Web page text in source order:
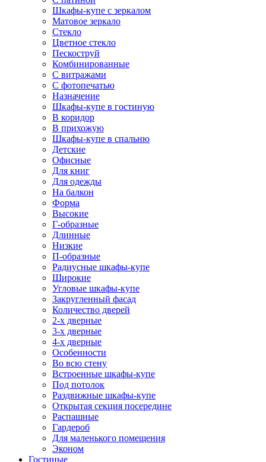
Шкафы-купе с зеркалом
Матовое зеркало
Стекло
Цветное стекло
Пескоструй
Комбинированные
С витражами
С фотопечатью
Назначение
Шкафы-купе в гостиную
В коридор
В прихожую
Шкафы-купе в спальню
Детские
Офисные
Для книг
Для одежды
На балкон
Форма
Высокие
Г-образные
Длинные
Низкие
П-образные
Радиусные шкафы-купе
Широкие
Угловые шкафы-купе
Закругленный фасад
Количество дверей
2-х дверные
3-х дверные
4-х дверные
Особенности
Во всю стену
Встроенные шкафы-купе
Под потолок
Раздвижные шкафы-купе
Открытая секция посередине
Распашные
Гардероб
Для маленького помещения
Эконом
Гостиные